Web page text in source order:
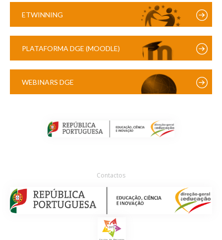
ETWINNING
PLATAFORMA DGE (MOODLE)
WEBINARS DGE
Contactos